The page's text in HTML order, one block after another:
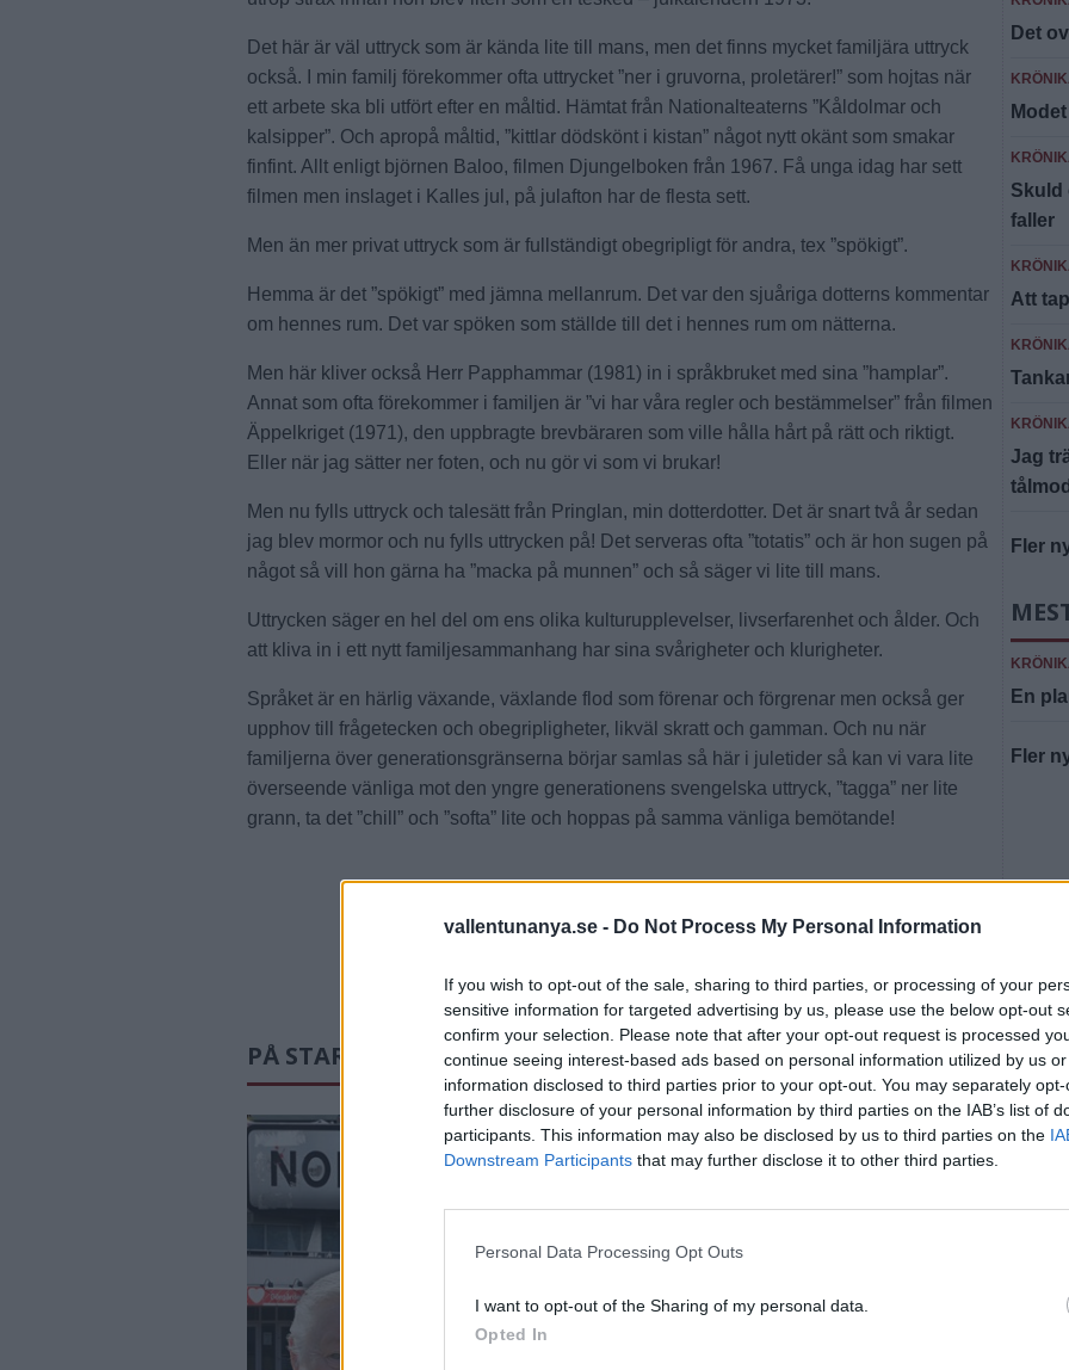
vallentunanya.se - Do Not Process My Personal Information
If you wish to opt-out of the sale, sharing to third parties, or processing of your
sensitive information for targeted advertising by us, please use the below opt-out
confirm your selection. Please note that after your opt-out request is processed
continue seeing interest-based ads based on personal information utilized by us
information disclosed to third parties prior to your opt-out. You may separately
further disclosure of your personal information by third parties on the IAB’s list of
participants. This information may also be disclosed by us to third parties on the
Downstream Participants that may further disclose it to other third parties.
Personal Data Processing Opt Outs
I want to opt-out of the Sharing of my personal data.
Opted In
Det här är väl uttryck som är kända lite till mans, men det finns mycket familjära uttryck
också. I min familj förekommer ofta uttrycket ”ner i gruvorna, proletärer!” som hojtas när
ett arbete ska bli utfört efter en måltid. Hämtat från Nationalteaterns ”Kåldolmar och
kalsipper”. Och apropå måltid, ”kittlar dödskönt i kistan” något nytt okänt som smakar
finfint. Allt enligt björnen Baloo, filmen Djungelboken från 1967. Få unga idag har sett
filmen men inslaget i Kalles jul, på julafton har de flesta sett.
Men än mer privat uttryck som är fullständigt obegripligt för andra, tex ”spökigt”.
Hemma är det ”spökigt” med jämna mellanrum. Det var den sjuåriga dotterns kommentar
om hennes rum. Det var spöken som ställde till det i hennes rum om nätterna.
Men här kliver också Herr Papphammar (1981) in i språkbruket med sina ”hamplar”.
Annat som ofta förekommer i familjen är ”vi har våra regler och bestämmelser” från filmen
Äppelkriget (1971), den uppbragte brevbäraren som ville hålla hårt på rätt och riktigt.
Eller när jag sätter ner foten, och nu gör vi som vi brukar!
Men nu fylls uttryck och talesätt från Pringlan, min dotterdotter. Det är snart två år sedan
jag blev mormor och nu fylls uttrycken på! Det serveras ofta ”totatis” och är hon sugen på
något så vill hon gärna ha ”macka på munnen” och så säger vi lite till mans.
Uttrycken säger en hel del om ens olika kulturupplevelser, livserfarenhet och ålder. Och
att kliva in i ett nytt familjesammanhang har sina svårigheter och klurigheter.
Språket är en härlig växande, växlande flod som förenar och förgrenar men också ger
upphov till frågetecken och obegripligheter, likväl skratt och gamman. Och nu när
familjerna över generationsgränserna börjar samlas så här i juletider så kan vi vara lite
överseende vänliga mot den yngre generationens svengelska uttryck, ”tagga” ner lite
grann, ta det ”chill” och ”softa” lite och hoppas på samma vänliga bemötande!
Det
Skuld
faller
Att
Jag
Fler
En
Fler
PÅ STARTSIDAN JUST NU
LÄS